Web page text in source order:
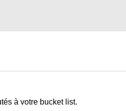
à votre bucket list.